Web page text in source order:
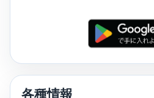
各種情報